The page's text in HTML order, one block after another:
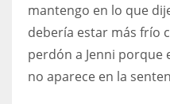
22
mantengo en lo que
debería estar más frío
perdón a Jenni porque
no aparece en la